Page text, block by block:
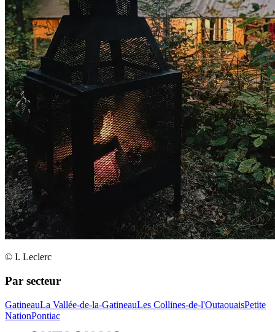
© I. Leclerc
Par secteur
GatineauLa Vallée-de-la-GatineauLes Collines-de-l'OutaouaisPetite
NationPontiac